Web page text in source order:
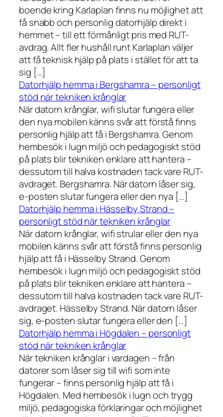
boende kring Karlaplan finns nu möjlighet att
få snabb och personlig datorhjälp direkt i
hemmet – till ett förmånligt pris med RUT-
avdrag. Allt fler hushåll runt Karlaplan väljer
att få teknisk hjälp på plats i stället för att ta
sig […]
Datorhjälp hemma i Bergshamra – personligt
stöd när tekniken krånglar
När datorn krånglar, wifi slutar fungera eller
den nya mobilen känns svår att förstå finns
personlig hjälp att få i Bergshamra. Genom
hembesök i lugn miljö och pedagogiskt stöd
på plats blir tekniken enklare att hantera –
dessutom till halva kostnaden tack vare RUT-
avdraget. Bergshamra. När datorn låser sig,
e-posten slutar fungera eller den nya […]
Datorhjälp hemma i Hässelby Strand –
personligt stöd när tekniken krånglar
När datorn krånglar, wifi strular eller den nya
mobilen känns svår att förstå finns personlig
hjälp att få i Hässelby Strand. Genom
hembesök i lugn miljö och pedagogiskt stöd
på plats blir tekniken enklare att hantera –
dessutom till halva kostnaden tack vare RUT-
avdraget. Hässelby Strand. När datorn låser
sig, e-posten slutar fungera eller den […]
Datorhjälp hemma i Högdalen – personligt
stöd när tekniken krånglar
När tekniken krånglar i vardagen – från
datorer som låser sig till wifi som inte
fungerar – finns personlig hjälp att få i
Högdalen. Med hembesök i lugn och trygg
miljö, pedagogiska förklaringar och möjlighet